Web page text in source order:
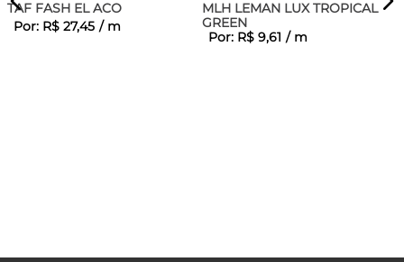
TAF FASH EL ACO
Por: R$ 27,45 / m
MLH LEMAN LUX TROPICAL
GREEN
Por: R$ 9,61 / m